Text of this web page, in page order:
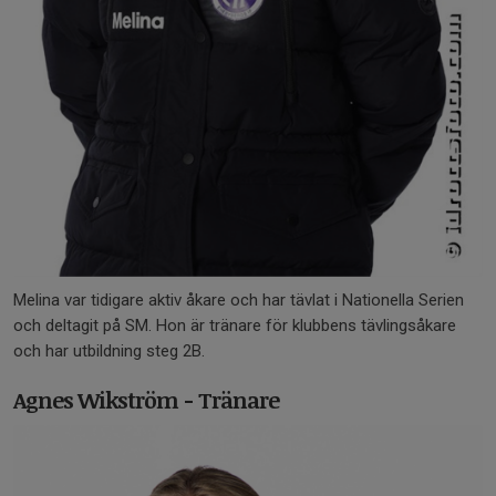
Melina var tidigare aktiv åkare och har tävlat i Nationella Serien
och deltagit på SM. Hon är tränare för klubbens tävlingsåkare
och har utbildning steg 2B.
Agnes Wikström - Tränare